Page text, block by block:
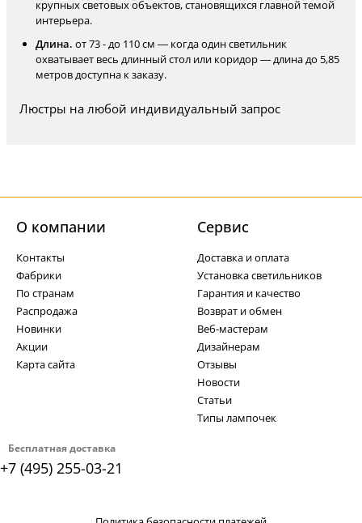
крупных световых объектов, становящихся главной темой
интерьера.
Длина. от 73 - до 110 см — когда один светильник
охватывает весь длинный стол или коридор — длина до 5,85
метров доступна к заказу.
Люстры на любой индивидуальный запрос
Бесплатная доставка
+7 (495) 255-03-21
О компании
Контакты
Фабрики
По странам
Распродажа
Новинки
Акции
Карта сайта
Cервис
Доставка и оплата
Установка светильников
Гарантия и качество
Возврат и обмен
Веб-мастерам
Дизайнерам
Отзывы
Новости
Статьи
Типы лампочек